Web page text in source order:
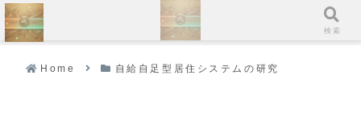
Home 自給自足型居住システムの研究
ホーム 検索